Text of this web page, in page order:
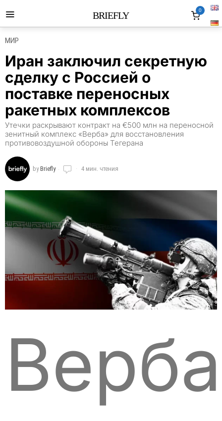
BRIEFLY 0
МИР
Иран заключил секретную
сделку с Россией о
поставке переносных
ракетных комплексов
Утечки раскрывают контракт на €500 млн на переносной
зенитный комплекс «Верба» для восстановления
противовоздушной обороны Тегерана
byBriefly 4 мин. чтения
Верба